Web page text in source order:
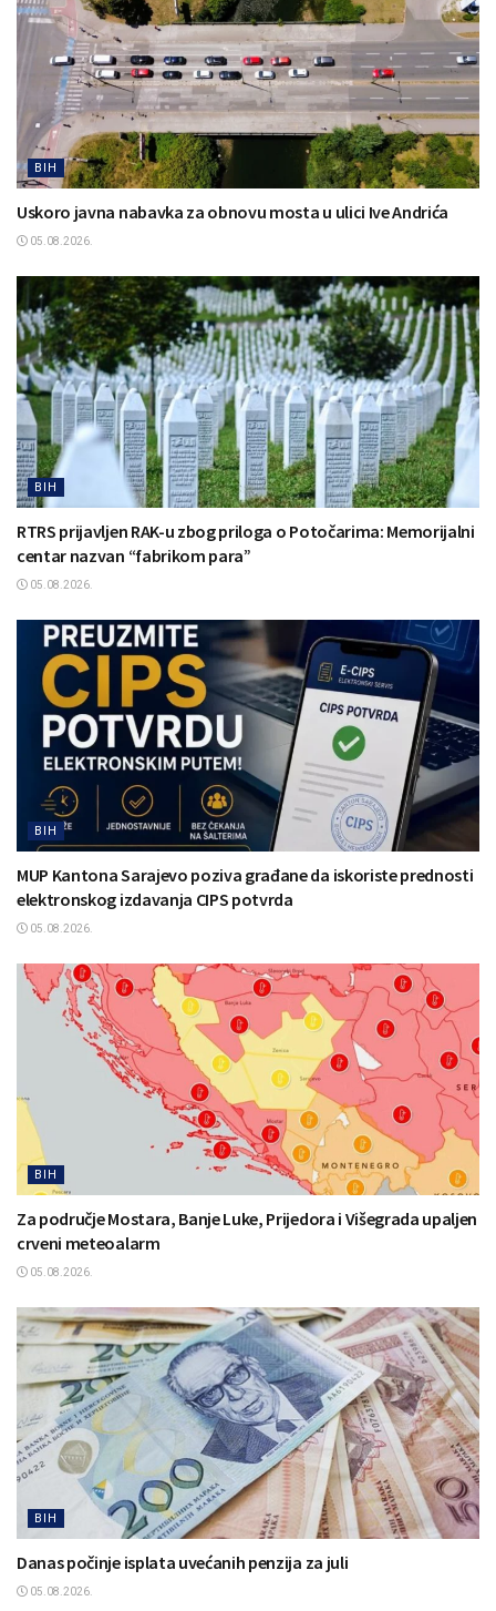
BIH
Uskoro javna nabavka za obnovu mosta u ulici Ive Andrića
05.08.2026.
BIH
RTRS prijavljen RAK-u zbog priloga o Potočarima: Memorijalni
centar nazvan “fabrikom para”
05.08.2026.
BIH
MUP Kantona Sarajevo poziva građane da iskoriste prednosti
elektronskog izdavanja CIPS potvrda
05.08.2026.
BIH
Za područje Mostara, Banje Luke, Prijedora i Višegrada upaljen
crveni meteoalarm
05.08.2026.
BIH
Danas počinje isplata uvećanih penzija za juli
05.08.2026.